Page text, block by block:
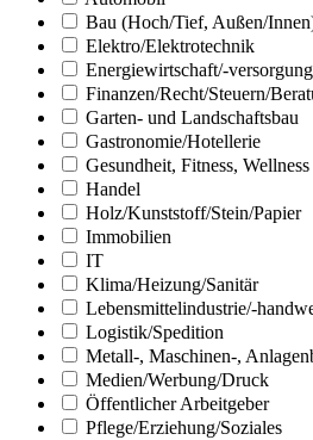
Bau (Hoch/Tief, Außen/
Elektro/Elektrotechnik
Energiewirtschaft/-versorgung
Finanzen/Recht/Steuern/
Garten- und Landschaftsbau
Gastronomie/Hotellerie
Gesundheit, Fitness, Wellness
Handel
Holz/Kunststoff/Stein/Papier
Immobilien
IT
Klima/Heizung/Sanitär
Lebensmittelindustrie/-
Logistik/Spedition
Metall-, Maschinen-,
Medien/Werbung/Druck
Öffentlicher Arbeitgeber
Pflege/Erziehung/Soziales